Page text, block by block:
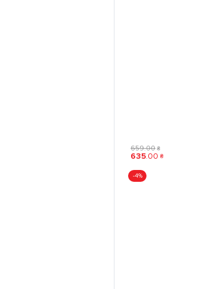
659.00 ₴
635.00 ₴
-4%